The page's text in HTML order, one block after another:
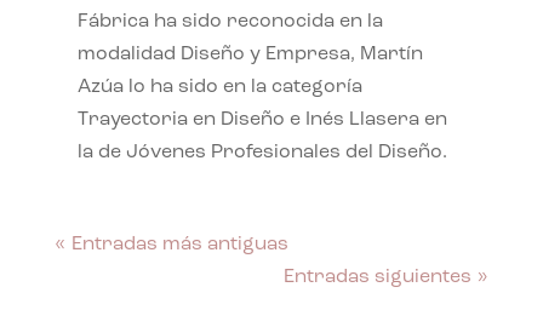
Fábrica ha sido reconocida en la
modalidad Diseño y Empresa, Martín
Azúa lo ha sido en la categoría
Trayectoria en Diseño e Inés Llasera en
la de Jóvenes Profesionales del Diseño.
« Entradas más antiguas
Entradas siguientes »